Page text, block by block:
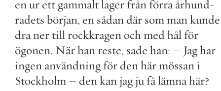
enur ett gammaltlager från förra århund-
radets början, en sådan där som mankunde
dra ner till rockkragen och medhål för
ögonen. Närhan reste, sade han: – Jaghar
ingen användning för denhär mössan i
Stockholm – denkan jag ju fålämnahär?